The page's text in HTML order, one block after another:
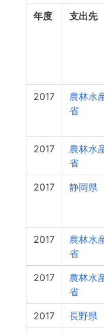
年度 支出先
2017
農林水
省
2017
農林水
省
2017 静岡県
2017
農林水
省
2017
農林水
省
2017 長野県